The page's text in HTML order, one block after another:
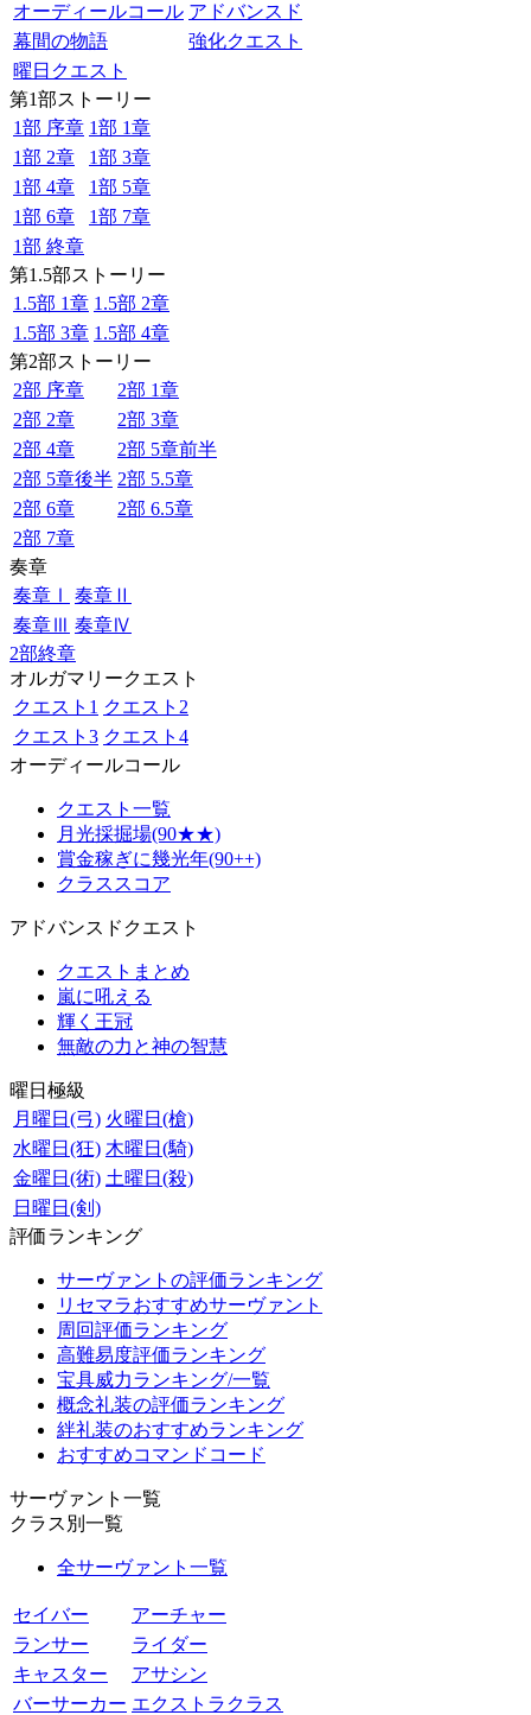
オーディールコール アドバンスド
幕間の物語
強化クエスト
曜日クエスト
第1部ストーリー
1部 序章 1部 1章
1部 2章
1部 3章
1部 4章
1部 5章
1部 6章
1部 7章
1部 終章
第1.5部ストーリー
1.5部 1章 1.5部 2章
1.5部 3章 1.5部 4章
第2部ストーリー
2部 序章
2部 1章
2部 2章
2部 3章
2部 4章
2部 5章前半
2部 5章後半 2部 5.5章
2部 6章
2部 6.5章
2部 7章
奏章
奏章Ⅰ
奏章Ⅱ
奏章Ⅲ 奏章Ⅳ
2部終章
オルガマリークエスト
クエスト1 クエスト2
クエスト3 クエスト4
オーディールコール
クエスト一覧
月光採掘場(90★★)
賞金稼ぎに幾光年(90++)
クラススコア
アドバンスドクエスト
クエストまとめ
嵐に吼える
輝く王冠
無敵の力と神の智慧
曜日極級
月曜日(弓) 火曜日(槍)
水曜日(狂) 木曜日(騎)
金曜日(術) 土曜日(殺)
日曜日(剣)
評価ランキング
サーヴァントの評価ランキング
リセマラおすすめサーヴァント
周回評価ランキング
高難易度評価ランキング
宝具威力ランキング/一覧
概念礼装の評価ランキング
絆礼装のおすすめランキング
おすすめコマンドコード
サーヴァント一覧
クラス別一覧
全サーヴァント一覧
セイバー
アーチャー
ランサー
ライダー
キャスター
アサシン
バーサーカー エクストラクラス